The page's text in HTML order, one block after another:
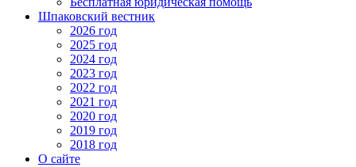
Шпаковский вестник
2026 год
2025 год
2024 год
2023 год
2022 год
2021 год
2020 год
2019 год
2018 год
О сайте